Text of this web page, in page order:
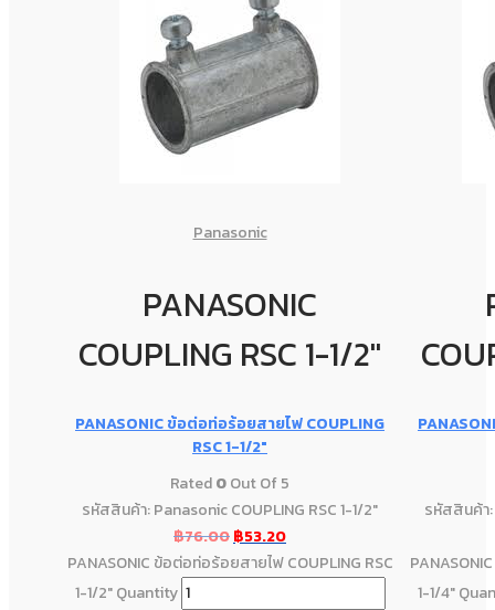
Panasonic
PANASONIC
COUPLING RSC 1-1/2"
PANASONIC ข้อต่อท่อร้อยสายไฟ COUPLING
RSC 1-1/2″
Rated0Out Of 5
รหัสสินค้า: Panasonic COUPLING RSC 1-1/2"
฿76.00฿53.20
PANASONIC ข้อต่อท่อร้อยสายไฟ COUPLING RSC
1-1/2" Quantity
รหัสสินค้า:
1-1/4"